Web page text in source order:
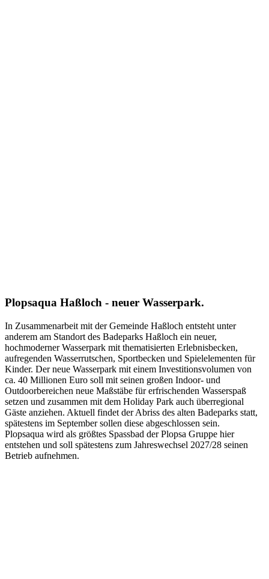
Plopsaqua Haßloch - neuer Wasserpark.
In Zusammenarbeit mit der Gemeinde Haßloch entsteht unter
anderem am Standort des Badeparks Haßloch ein neuer,
hochmoderner Wasserpark mit thematisierten Erlebnisbecken,
aufregenden Wasserrutschen, Sportbecken und Spielelementen für
Kinder. Der neue Wasserpark mit einem Investitionsvolumen von
ca. 40 Millionen Euro soll mit seinen großen Indoor- und
Outdoorbereichen neue Maßstäbe für erfrischenden Wasserspaß
setzen und zusammen mit dem Holiday Park auch überregional
Gäste anziehen. Aktuell findet der Abriss des alten Badeparks statt,
spätestens im September sollen diese abgeschlossen sein.
Plopsaqua wird als größtes Spassbad der Plopsa Gruppe hier
entstehen und soll spätestens zum Jahreswechsel 2027/28 seinen
Betrieb aufnehmen.